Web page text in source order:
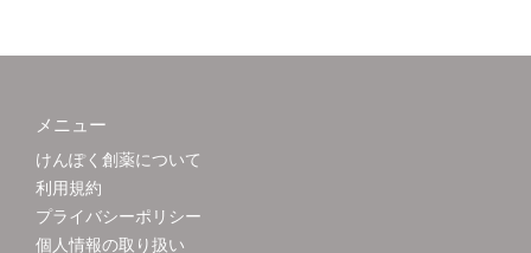
メニュー
けんぽく創薬について
利用規約
プライバシーポリシー
個人情報の取り扱い